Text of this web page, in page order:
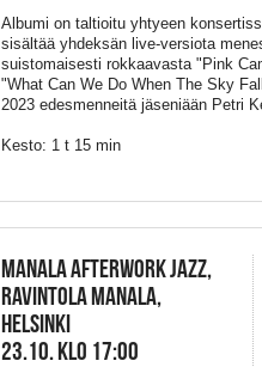
Albumi on taltioitu yhtyeen
sisältää yhdeksän live-versiota
suistomaisesti rokkaavasta "Pink
"What Can We Do When The Sky
2023 edesmenneitä jäseniään Petri
Kesto: 1 t 15 min
MANALA AFTERWORK JAZZ,
RAVINTOLA MANALA,
HELSINKI
23.10. KLO 17:00